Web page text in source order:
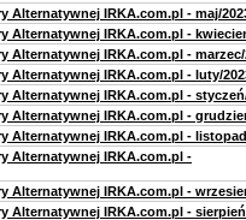
IRKA.com.pl - maj/
Alternatywnej IRKA.com.pl -
IRKA.com.pl - marzec/
Alternatywnej IRKA.com.pl - luty/
Alternatywnej IRKA.com.pl -
Alternatywnej IRKA.com.pl -
Alternatywnej IRKA.com.pl -
Alternatywnej IRKA.com.pl -
IRKA.com.pl -
Alternatywnej IRKA.com.pl -